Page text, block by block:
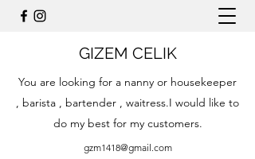
GIZEM CELIK
You are looking for a nanny or housekeeper
, barista , bartender , waitress.I would like to
do my best for my customers.
gzm1418@gmail.com